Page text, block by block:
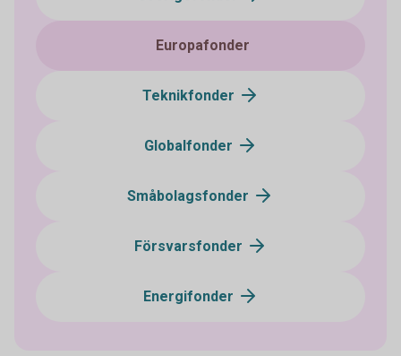
Europafonder
Teknikfonder
Globalfonder
Småbolagsfonder
Försvarsfonder
Energifonder